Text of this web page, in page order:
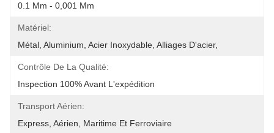
0.1 Mm - 0,001 Mm
Matériel:
Métal, Aluminium, Acier Inoxydable, Alliages D'acier,
Contrôle De La Qualité:
Inspection 100% Avant L'expédition
Transport Aérien:
Express, Aérien, Maritime Et Ferroviaire